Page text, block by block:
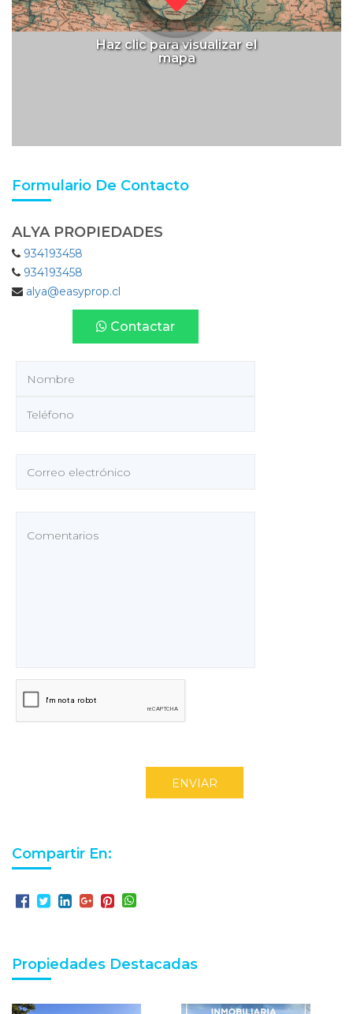
Haz clic para visualizar el
mapa
Formulario De Contacto
ALYA PROPIEDADES
934193458
934193458
alya@easyprop.cl
Contactar
ENVIAR
Compartir En:
Propiedades Destacadas